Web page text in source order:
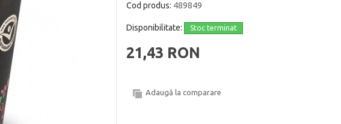
Cod produs: 489849
Disponibilitate: Stoc terminat
21,43 RON
Adaugă la comparare